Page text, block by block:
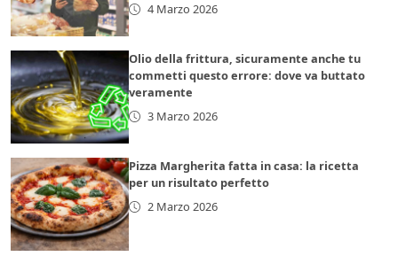
4 Marzo 2026
Olio della frittura, sicuramente anche tu
commetti questo errore: dove va buttato
veramente
3 Marzo 2026
Pizza Margherita fatta in casa: la ricetta
per un risultato perfetto
2 Marzo 2026